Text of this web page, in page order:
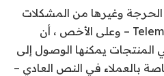
وغيرها من المشكلات
الأمنية مع منتجات Telemessage – وعلى الأخص ، أن
المنتجات يمكنها الوصول إلى
بالعملاء في النص العادي –